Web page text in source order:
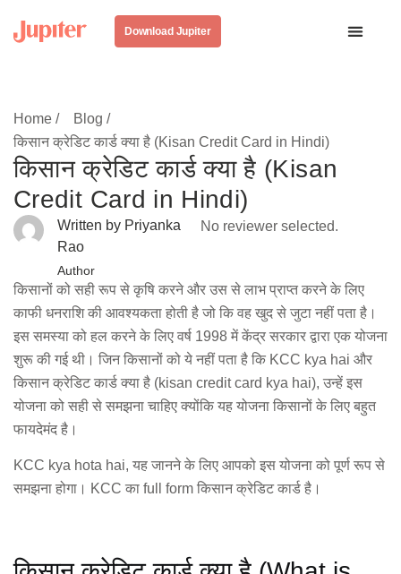
Download Jupiter
Home /
Blog /
किसान क्रेडिट कार्ड क्या है (Kisan Credit Card in Hindi)
किसान क्रेडिट कार्ड क्या है (Kisan
Credit Card in Hindi)
Written by Priyanka
Rao
Author
No reviewer selected.
किसानों को सही रूप से कृषि करने और उस से लाभ प्राप्त करने के लिए
काफी धनराशि की आवश्यकता होती है जो कि वह खुद से जुटा नहीं पता है।
इस समस्या को हल करने के लिए वर्ष 1998 में केंद्र सरकार द्वारा एक योजना
शुरू की गई थी। जिन किसानों को ये नहीं पता है कि KCC kya hai और
किसान क्रेडिट कार्ड क्या है (kisan credit card kya hai), उन्हें इस
योजना को सही से समझना चाहिए क्योंकि यह योजना किसानों के लिए बहुत
फायदेमंद है।
KCC kya hota hai, यह जानने के लिए आपको इस योजना को पूर्ण रूप से
समझना होगा। KCC का full form किसान क्रेडिट कार्ड है।